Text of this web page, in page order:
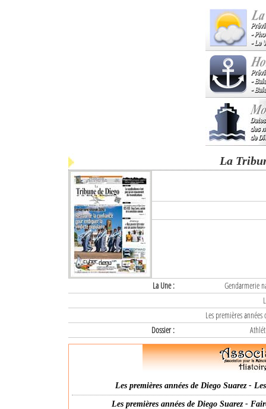
La
La Une :
Gendarmerie
Les premières
Dossier :
Les premières années de Diego Suarez -
Les premières années de Diego Suarez -